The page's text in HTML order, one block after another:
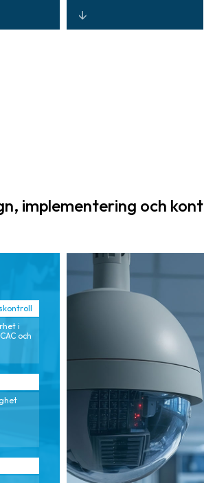
livslängd och
optimerar den
ägandekostnad
en (TCO).
implementering och
i
och